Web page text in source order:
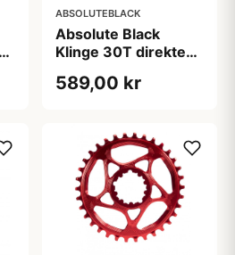
ABSOLUTEBLACK
Absolute Black
Klinge 30T direkte
SRAM GXP Guld
589,00 kr